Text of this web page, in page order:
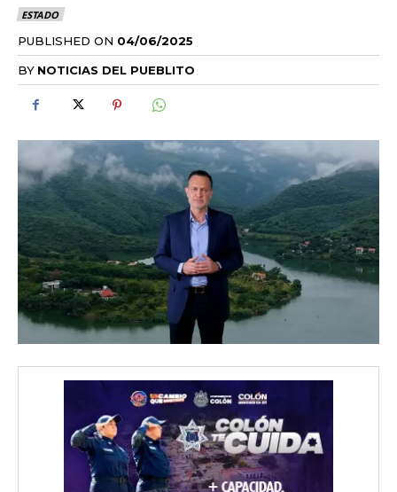
ESTADO
PUBLISHED ON 04/06/2025
BY NOTICIAS DEL PUEBLITO